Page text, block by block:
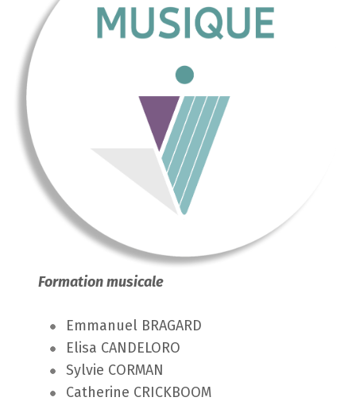
Formation musicale
Emmanuel BRAGARD
Elisa CANDELORO
Sylvie CORMAN
Catherine CRICKBOOM